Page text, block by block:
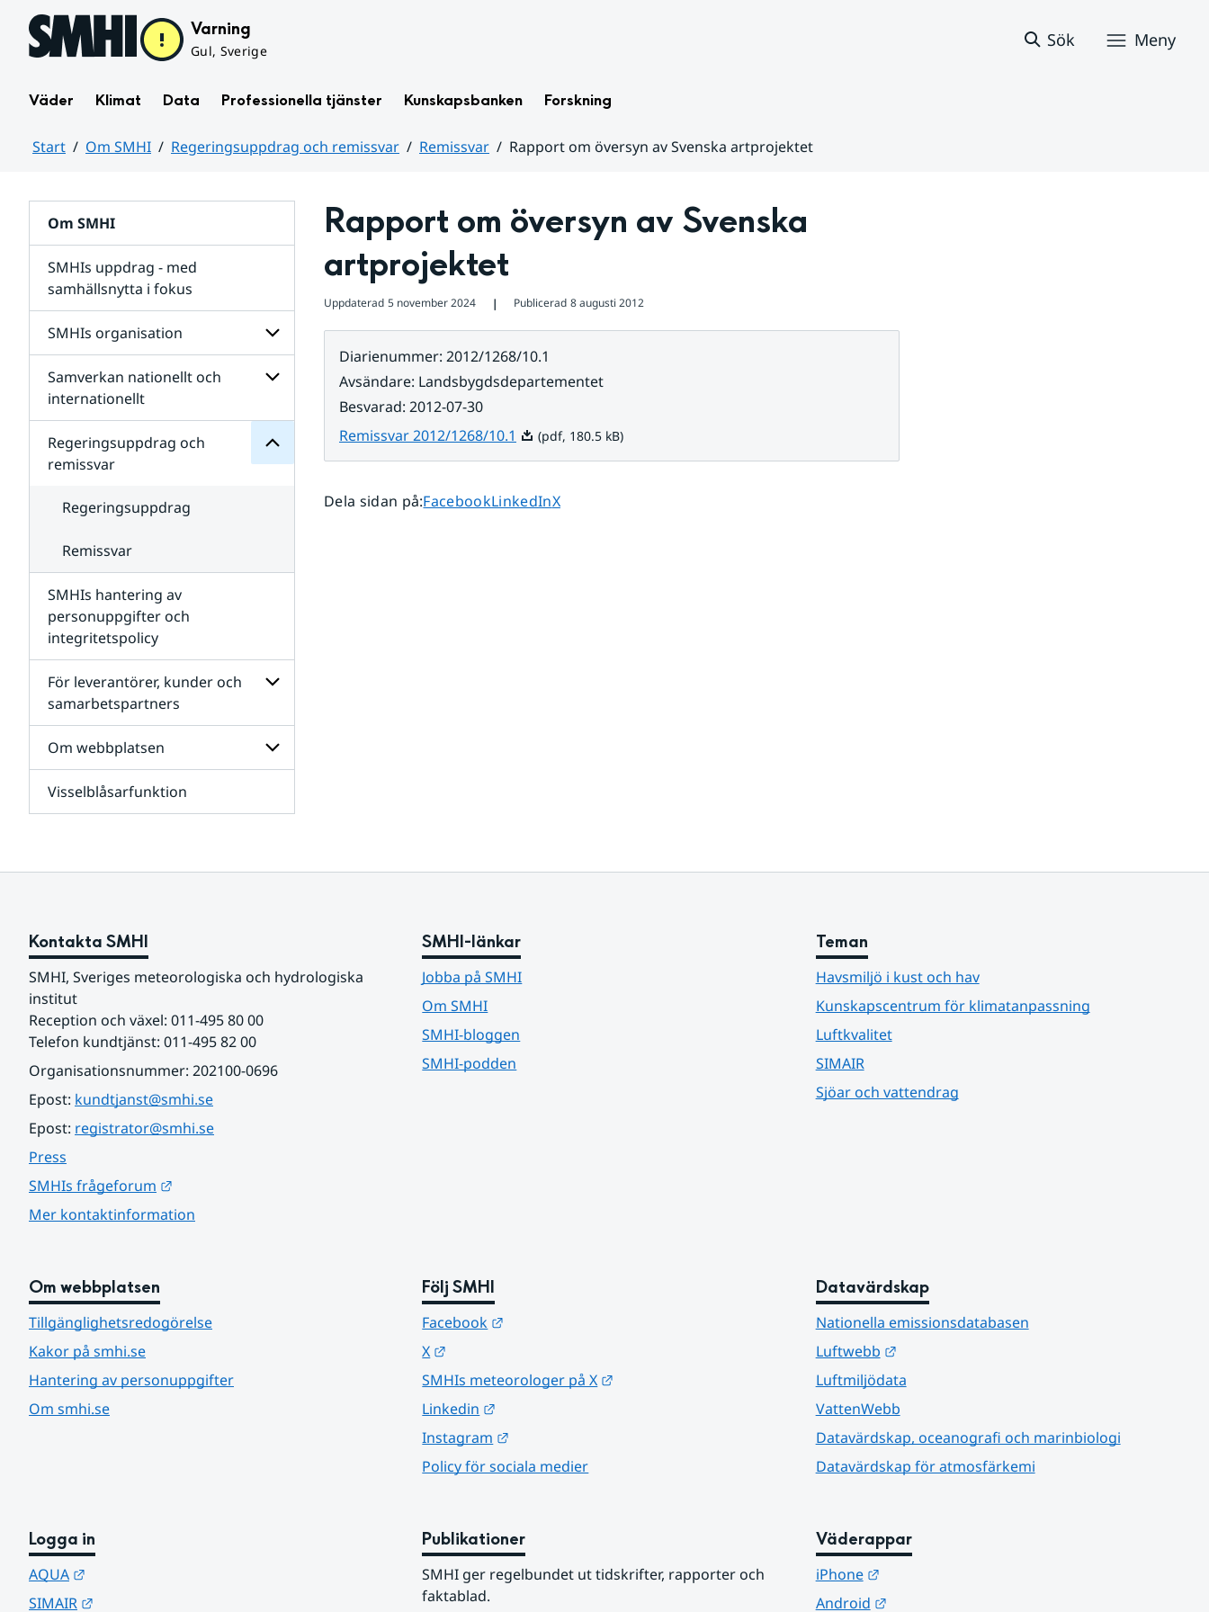
Hoppa till sidans innehåll Varning
Gul, Sverige
Sök Meny
Väder Klimat Data Professionella tjänster Kunskapsbanken Forskning
Start Om SMHI Regeringsuppdrag och remissvar Remissvar
Rapport om översyn av Svenska artprojektet
Om SMHI
SMHIs uppdrag - med
samhällsnytta i fokus
SMHIs organisation
Undersidor
organisation
Samverkan nationellt och
internationellt
Undersidor
för
Samverkan
internationellt
Regeringsuppdrag och
remissvar
för
Regeringsuppdrag
remissvar
Regeringsuppdrag
Remissvar
SMHIs hantering av
personuppgifter och
integritetspolicy
För leverantörer, kunder och
samarbetspartners
Undersidor
för
och
Om webbplatsen
för
Visselblåsarfunktion
Rapport om översyn av Svenska
artprojektet
Uppdaterad 5 november 2024 ❘ Publicerad 8 augusti 2012
Diarienummer: 2012/1268/10.1
Avsändare: Landsbygdsdepartementet
Besvarad: 2012-07-30
Remissvar 2012/1268/10.1 Pdf, 180.5 kB.
(pdf, 180.5 kB)
Dela sidan på:Dela sidan på
FacebookDela sidan på
LinkedInDela sidan på
X
Kontakta SMHI
SMHI, Sveriges meteorologiska och hydrologiska
institut
Reception och växel: 011-495 80 00
Telefon kundtjänst: 011-495 82 00
Organisationsnummer: 202100-0696
Epost: kundtjanst@smhi.se
Epost: registrator@smhi.se
Press
SMHIs frågeforum
Mer kontaktinformation
SMHI-länkar
Jobba på SMHI
Om SMHI
SMHI-bloggen
SMHI-podden
Teman
Havsmiljö i kust och hav
Kunskapscentrum för klimatanpassning
Luftkvalitet
SIMAIR
Sjöar och vattendrag
Om webbplatsen
Tillgänglighetsredogörelse
Kakor på smhi.se
Hantering av personuppgifter
Om smhi.se
Följ SMHI
Facebook
X
SMHIs meteorologer på X
Linkedin
Instagram
Policy för sociala medier
Datavärdskap
Nationella emissionsdatabasen
Luftwebb
Länk till annan webbplats.
Luftmiljödata
VattenWebb
Datavärdskap, oceanografi och marinbiologi
Datavärdskap för atmosfärkemi
Logga in
AQUA
SIMAIR
Publikationer
SMHI ger regelbundet ut tidskrifter, rapporter och
faktablad.
Väderappar
iPhone
Länk till annan webbplats.
Android
Länk till annan webbplats.